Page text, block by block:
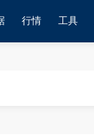
行情 工具